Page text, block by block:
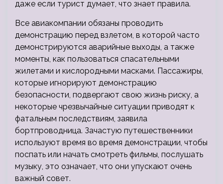
даже если турист думает, что знает правила.
Все авиакомпании обязаны проводить
демонстрацию перед взлетом, в которой часто
демонстрируются аварийные выходы, а также
моменты, как пользоваться спасательными
жилетами и кислородными масками. Пассажиры,
которые игнорируют демонстрацию
безопасности, подвергают свою жизнь риску, а
некоторые чрезвычайные ситуации приводят к
фатальным последствиям, заявила
бортпроводница. Зачастую путешественники
используют время во время демонстрации, чтобы
поспать или начать смотреть фильмы, послушать
музыку, это означает, что они упускают очень
важный совет.